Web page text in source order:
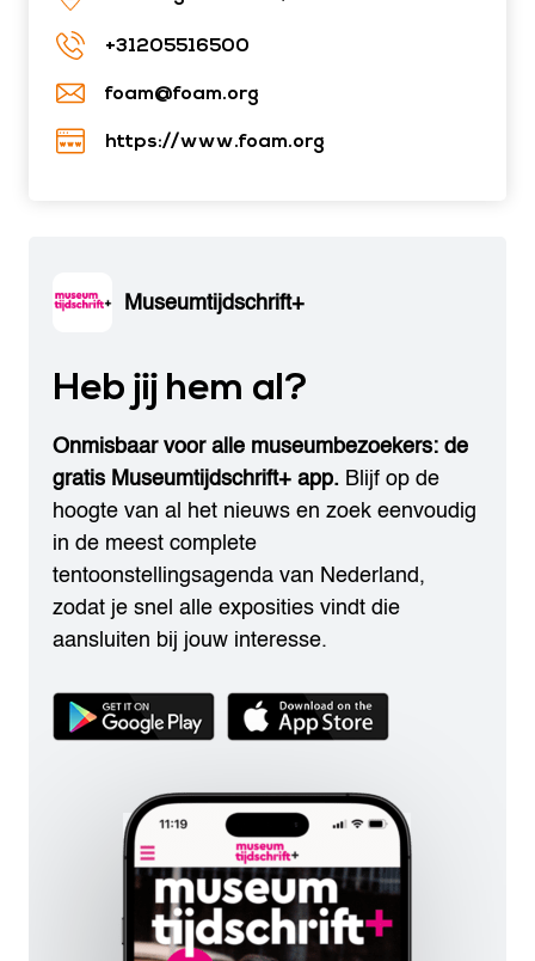
+31205516500
foam@foam.org
https://www.foam.org
Museumtijdschrift+
Heb jij hem al?
Onmisbaar voor alle museumbezoekers: de
gratis Museumtijdschrift+ app. Blijf op de
hoogte van al het nieuws en zoek eenvoudig
in de meest complete
tentoonstellingsagenda van Nederland,
zodat je snel alle exposities vindt die
aansluiten bij jouw interesse.